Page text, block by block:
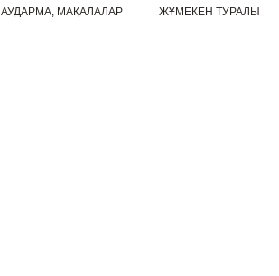
АУДАРМА, МАҚАЛАЛАР ЖҰМЕКЕН ТУРАЛЫ